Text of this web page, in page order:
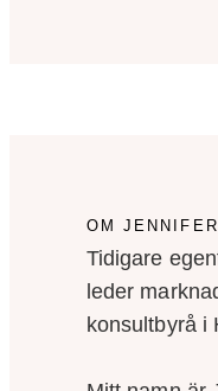
OM JENNIFER
Tidigare
leder
konsultbyrå i